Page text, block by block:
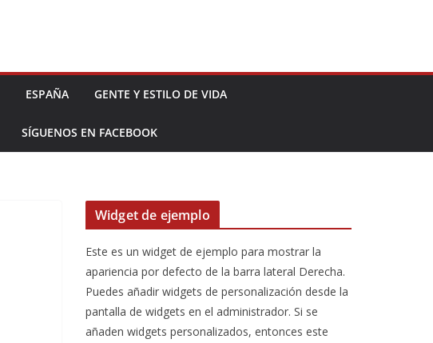
ESPAÑA GENTE Y ESTILO DE VIDA
SÍGUENOS EN FACEBOOK
Widget de ejemplo
Este es un widget de ejemplo para mostrar la
apariencia por defecto de la barra lateral Derecha.
Puedes añadir widgets de personalización desde la
pantalla de widgets en el administrador. Si se
añaden widgets personalizados, entonces este